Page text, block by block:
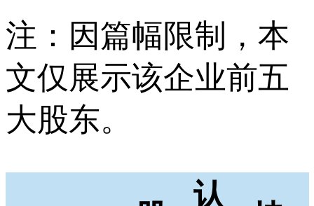
注：因篇幅限制，本
文仅展示该企业前五
大股东。
认